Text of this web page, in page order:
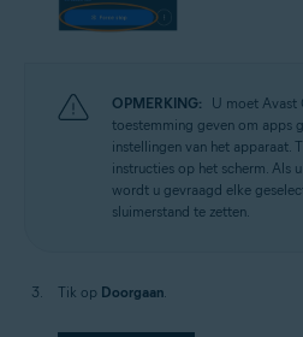
OPMERKING:
U moet Avast
toestemming geven om apps
instellingen van het apparaat.
instructies op het scherm. Als
wordt u gevraagd elke
sluimerstand te zetten.
Tik op Doorgaan